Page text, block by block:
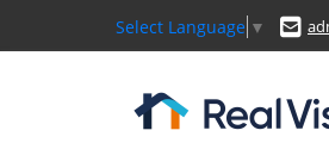
Select Language ▼